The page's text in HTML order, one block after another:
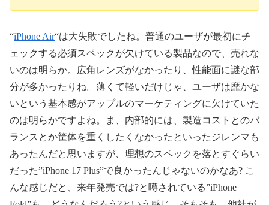
“iPhone Air“は大失敗でしたね。普通のユーザが最初にチ
ェックする必須スペックが欠けている製品なので、売れな
いのは明らか。広角レンズがなかったり、性能面に謎な部
分が多かったりね。薄くて軽いだけじゃ、ユーザは靡かな
いという基本感がアップルのマーケティングに欠けていた
のは明らかですよね。ま、内部的には、製造コストとのバ
ランスとか筐体を重くしたくなかったといったジレンマも
あったんだと思いますが、理想のスペックを落とすぐらい
だった”iPhone 17 Plus”で良かったんじゃないのかなあ? こ
んな感じだと、来年発売では?と噂されている”iPhone